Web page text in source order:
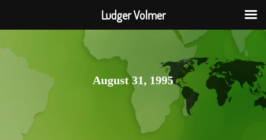
Skip
to
content
August 31, 1995
Ludger Volmer